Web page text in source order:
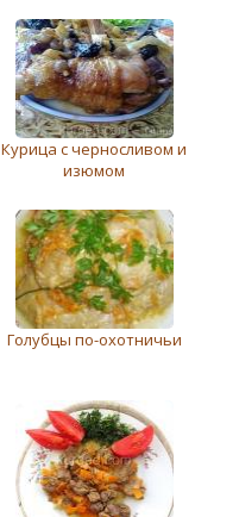
Курица с черносливом и
изюмом
Голубцы по-охотничьи